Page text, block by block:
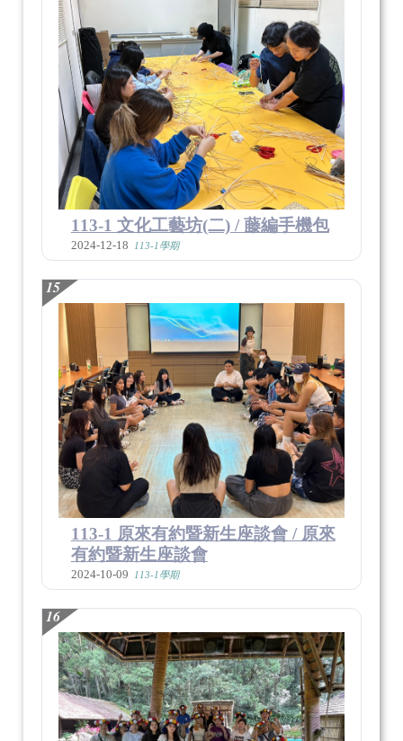
113-1 文化工藝坊(二) / 藤編手機包
2024-12-18 113-1學期
15
113-1 原來有約暨新生座談會 / 原來
有約暨新生座談會
2024-10-09 113-1學期
16